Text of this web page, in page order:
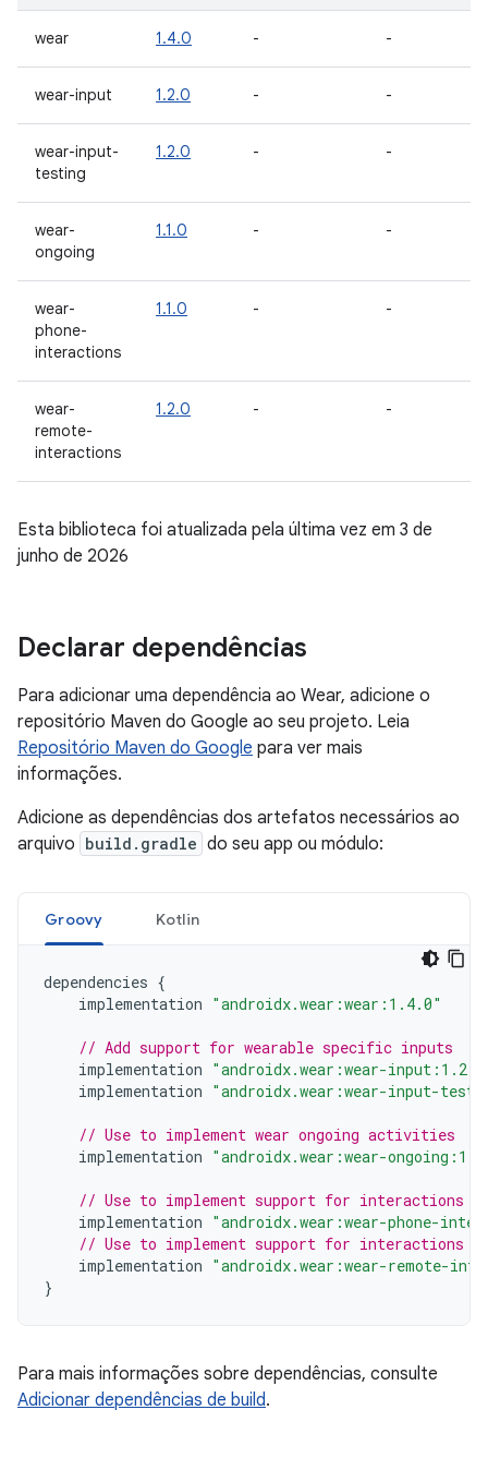
wear 1.4.0 - -
wear-input 1.2.0 - -
wear-input-
testing
1.2.0 - -
wear-
ongoing
1.1.0 - -
wear-
phone-
interactions
1.1.0 - -
wear-
remote-
interactions
1.2.0 - -
Esta biblioteca foi atualizada pela última vez em 3 de
junho de 2026
Declarar dependências
Para adicionar uma dependência ao Wear, adicione o
repositório Maven do Google ao seu projeto. Leia
Repositório Maven do Google para ver mais
informações.
Adicione as dependências dos artefatos necessários ao
arquivo build.gradle do seu app ou módulo:
Groovy Kotlin
dependencies {
implementation "androidx.wear:wear:1.4.0"
// Add support for wearable specific inputs
implementation "androidx.wear:wear-
implementation "androidx.wear:wear-input-
// Use to implement wear ongoing activities
implementation "androidx.wear:wear-
// Use to implement support for interactions
implementation "androidx.wear:wear-phone-
// Use to implement support for interactions
implementation "androidx.wear:wear-remote-
}
Para mais informações sobre dependências, consulte
Adicionar dependências de build.